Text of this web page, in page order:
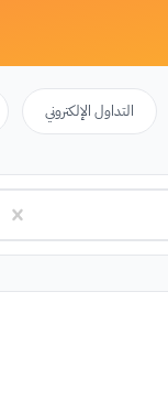
التداول الإلكتروني